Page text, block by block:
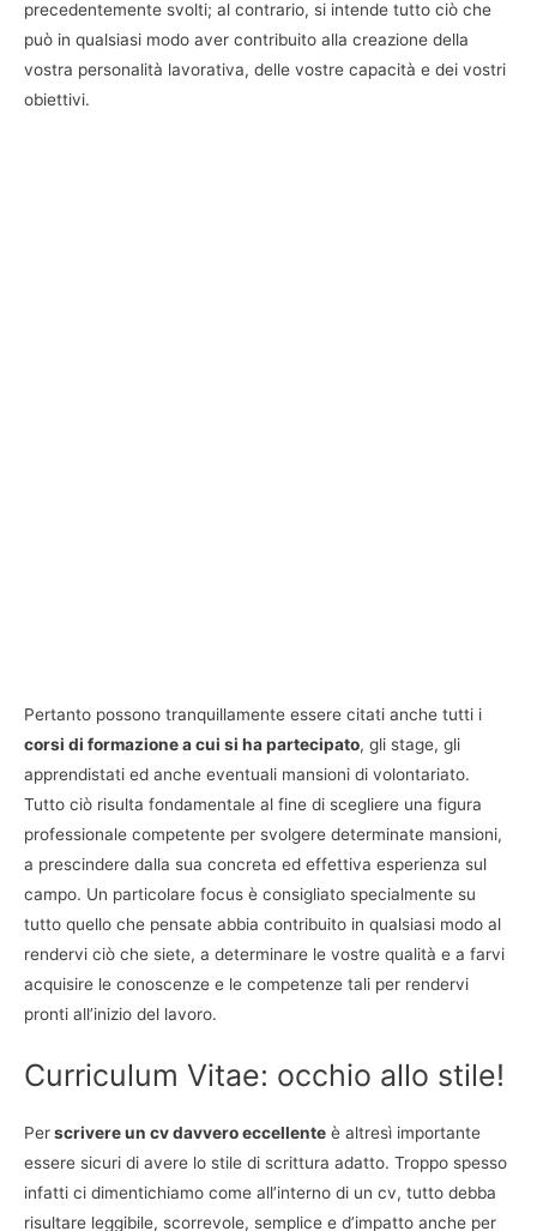
precedentemente svolti; al contrario, si intende tutto ciò che
può in qualsiasi modo aver contribuito alla creazione della
vostra personalità lavorativa, delle vostre capacità e dei vostri
obiettivi.
Pertanto possono tranquillamente essere citati anche tutti i
corsi di formazione a cui si ha partecipato, gli stage, gli
apprendistati ed anche eventuali mansioni di volontariato.
Tutto ciò risulta fondamentale al fine di scegliere una figura
professionale competente per svolgere determinate mansioni,
a prescindere dalla sua concreta ed effettiva esperienza sul
campo. Un particolare focus è consigliato specialmente su
tutto quello che pensate abbia contribuito in qualsiasi modo al
rendervi ciò che siete, a determinare le vostre qualità e a farvi
acquisire le conoscenze e le competenze tali per rendervi
pronti all’inizio del lavoro.
Curriculum Vitae: occhio allo stile!
Perscrivere un cv davvero eccellente è altresì importante
essere sicuri di avere lo stile di scrittura adatto. Troppo spesso
infatti ci dimentichiamo come all’interno di un cv, tutto debba
risultare leggibile, scorrevole, semplice e d’impatto anche per